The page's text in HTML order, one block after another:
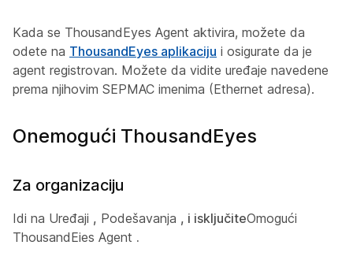
Kada se ThousandEyes Agent aktivira, možete da
odete na ThousandEyes aplikaciju i osigurate da je
agent registrovan. Možete da vidite uređaje navedene
prema njihovim SEPMAC imenima (Ethernet adresa).
Onemogući ThousandEyes
Za organizaciju
Idi na Uređaji , Podešavanja , i isključiteOmogući
ThousandEies Agent .